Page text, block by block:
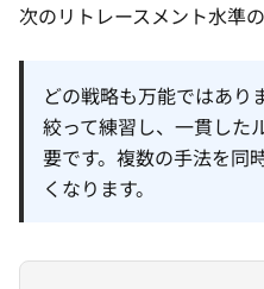
次のリトレースメント水準
どの戦略も万能ではあり
絞って練習し、一貫した
要です。複数の手法を同
くなります。